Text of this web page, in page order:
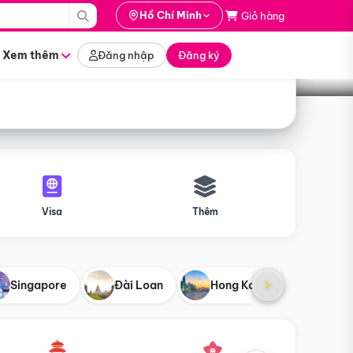
Hồ Chí Minh Giỏ hàng
Xem thêm Đăng nhập Đăng ký
Tìm tour
Visa Thêm
Singapore Đài Loan Hong Kong